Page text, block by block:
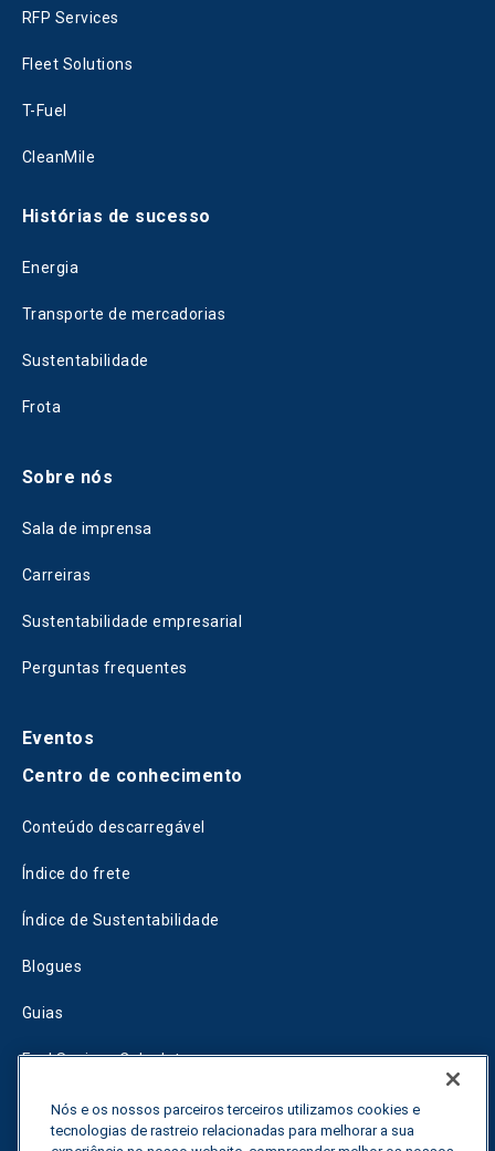
RFP Services
Fleet Solutions
T-Fuel
CleanMile
Histórias de sucesso
Energia
Transporte de mercadorias
Sustentabilidade
Frota
Sobre nós
Sala de imprensa
Carreiras
Sustentabilidade empresarial
Perguntas frequentes
Eventos
Centro de conhecimento
Conteúdo descarregável
Índice do frete
Índice de Sustentabilidade
Blogues
Guias
Fuel Savings Calculator
Calculadora de otimização do transporte
Nós e os nossos parceiros terceiros utilizamos cookies e
tecnologias de rastreio relacionadas para melhorar a sua